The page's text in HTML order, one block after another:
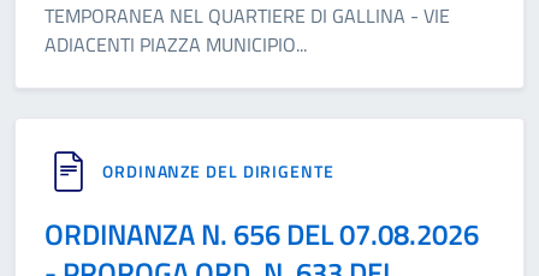
TEMPORANEA NEL QUARTIERE DI GALLINA - VIE
ADIACENTI PIAZZA MUNICIPIO...
ORDINANZE DEL DIRIGENTE
ORDINANZA N. 656 DEL 07.08.2026